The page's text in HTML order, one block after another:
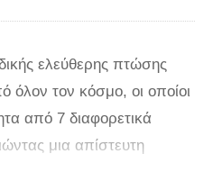
ελεύθερης πτώσης
τον κόσμο, οι οποίοι
από 7 διαφορετικά
μια απίστευτη